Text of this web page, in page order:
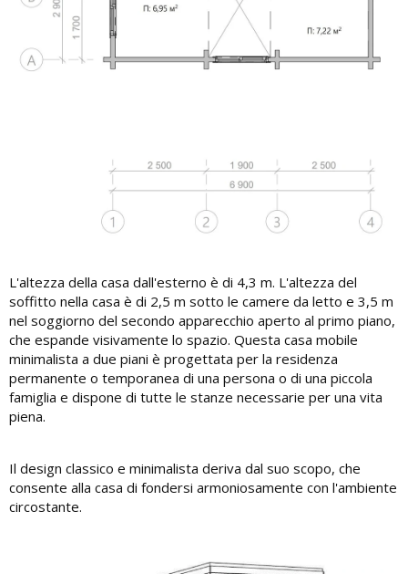
L'altezza della casa dall'esterno è di 4,3 m. L'altezza del
soffitto nella casa è di 2,5 m sotto le camere da letto e 3,5 m
nel soggiorno del secondo apparecchio aperto al primo piano,
che espande visivamente lo spazio. Questa casa mobile
minimalista a due piani è progettata per la residenza
permanente o temporanea di una persona o di una piccola
famiglia e dispone di tutte le stanze necessarie per una vita
piena.
Il design classico e minimalista deriva dal suo scopo, che
consente alla casa di fondersi armoniosamente con l'ambiente
circostante.